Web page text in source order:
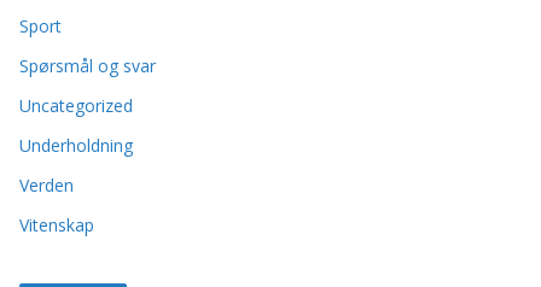
Sport
Spørsmål og svar
Uncategorized
Underholdning
Verden
Vitenskap